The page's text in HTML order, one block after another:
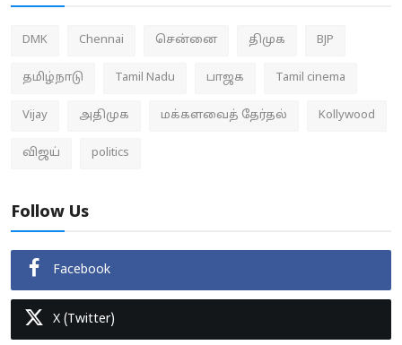
DMK Chennai சென்னை திமுக BJP
தமிழ்நாடு Tamil Nadu பாஜக Tamil cinema
Vijay அதிமுக மக்களவைத் தேர்தல் Kollywood
விஜய் politics
Follow Us
Facebook
X (Twitter)